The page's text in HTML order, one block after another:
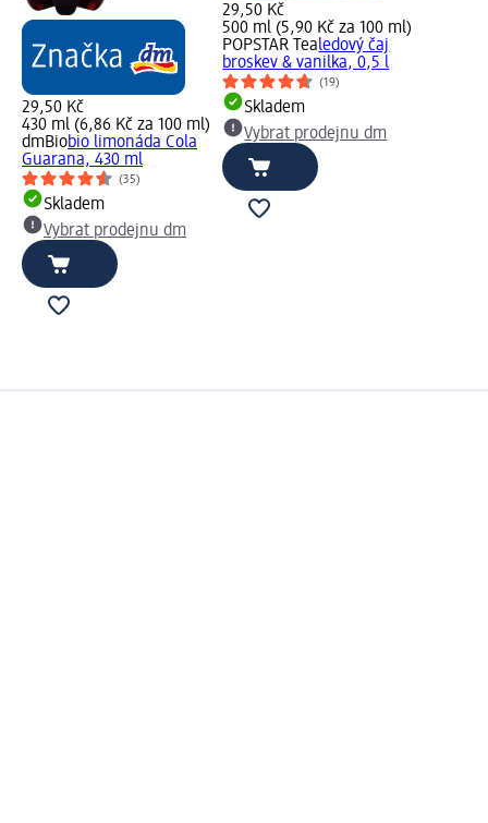
29,50 Kč
430 ml (6,86 Kč za 100 ml)
dmBiobio limonáda Cola
Guarana, 430 ml
(35)
Skladem
Vybrat prodejnu dm
29,50 Kč
500 ml (5,90 Kč za 100 ml)
POPSTAR Tealedový čaj
broskev & vanilka, 0,5 l
(19)
Skladem
Vybrat prodejnu dm